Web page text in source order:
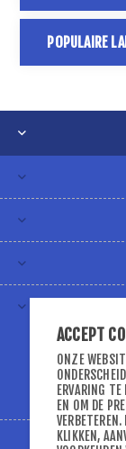
POPULAIRE
ACCEPT
ONZE
ERVARING
EN OM DE
VERBETEREN.
KLIKKEN,